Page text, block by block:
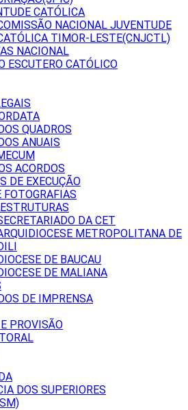
CATÓLICA
NACIONAL JUVENTUDE
TIMOR-LESTE(CNJCTL)
NACIONAL
ESCUTERO CATÓLICO
QUADROS
ANUAIS
ACORDOS
DE EXECUÇÃO
FOTOGRAFIAS
DA CET
METROPOLITANA DE
DE BAUCAU
DE MALIANA
DE IMPRENSA
PROVISÃO
DOS SUPERIORES